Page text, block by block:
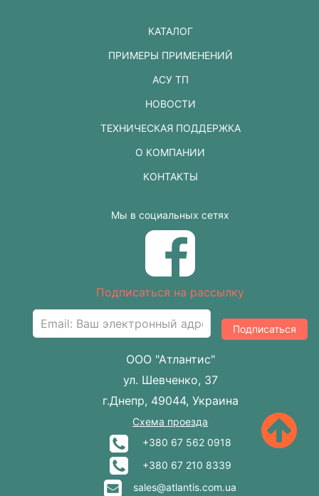
КАТАЛОГ
ПРИМЕРЫ ПРИМЕНЕНИЙ
АСУ ТП
НОВОСТИ
ТЕХНИЧЕСКАЯ ПОДДЕРЖКА
О КОМПАНИИ
КОНТАКТЫ
Мы в социальных сетях
Подписаться на рассылку
Подписаться
ООО "Атлантис"
ул. Шевченко, 37
г.Днепр, 49044, Украина
Схема проезда
+380 67 562 0918
+380 67 210 8339
sales@atlantis.com.ua